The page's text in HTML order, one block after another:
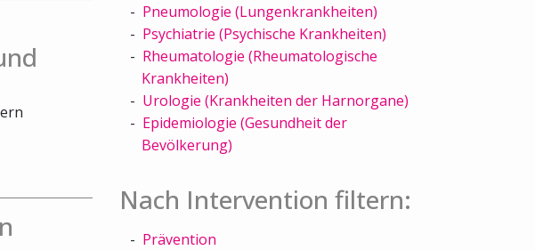
Pneumologie (Lungenkrankheiten)
Psychiatrie (Psychische Krankheiten)
Rheumatologie (Rheumatologische
Krankheiten)
Urologie (Krankheiten der Harnorgane)
Epidemiologie (Gesundheit der
Bevölkerung)
Nach Intervention filtern:
Prävention